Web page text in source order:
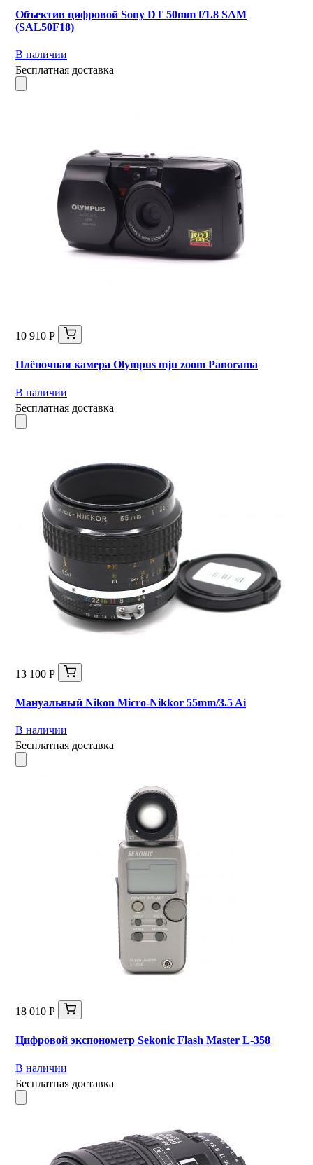
Объектив цифровой Sony DT 50mm f/1.8 SAM
(SAL50F18)
В наличии
Бесплатная доставка
10 910 Р
Плёночная камера Olympus mju zoom Panorama
В наличии
Бесплатная доставка
13 100 Р
Мануальный Nikon Micro-Nikkor 55mm/3.5 Ai
В наличии
Бесплатная доставка
18 010 Р
Цифровой экспонометр Sekonic Flash Master L-358
В наличии
Бесплатная доставка